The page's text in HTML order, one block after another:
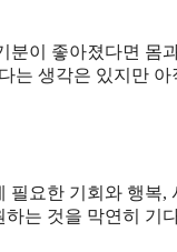
분이 좋아졌다면
는 생각은 있지만
필요한 기회와 행
는 것을 막연히